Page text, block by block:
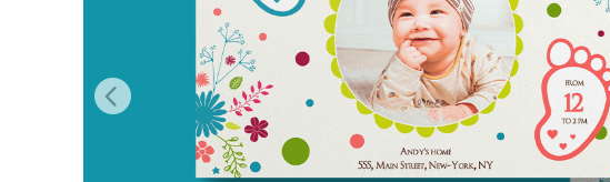
Tuotteen valokuvien muokkaus